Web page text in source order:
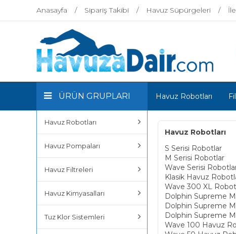
Anasayfa Sipariş Takibi Havuz Süpürgeleri
Havuz Robotları
ÜRÜN GRUPLARI
Havuz Robotları
Havuz Pompaları
Havuz Filtreleri
Havuz Kimyasalları
Tuz Klor Sistemleri
Havuz Robotları
S Serisi Robotlar
M Serisi Robotlar
Wave Serisi
Klasik Havuz
Wave 300 XL Robot
Dolphin Supreme
Dolphin Supreme
Dolphin Supreme
Wave 100 Havuz